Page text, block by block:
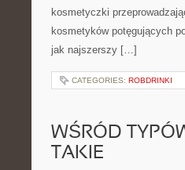
kosmetyczki
kosmetyków potęgujących
jak najszerszy […]
CATEGORIES: ROBDRINKI
WŚRÓD
TAKIE